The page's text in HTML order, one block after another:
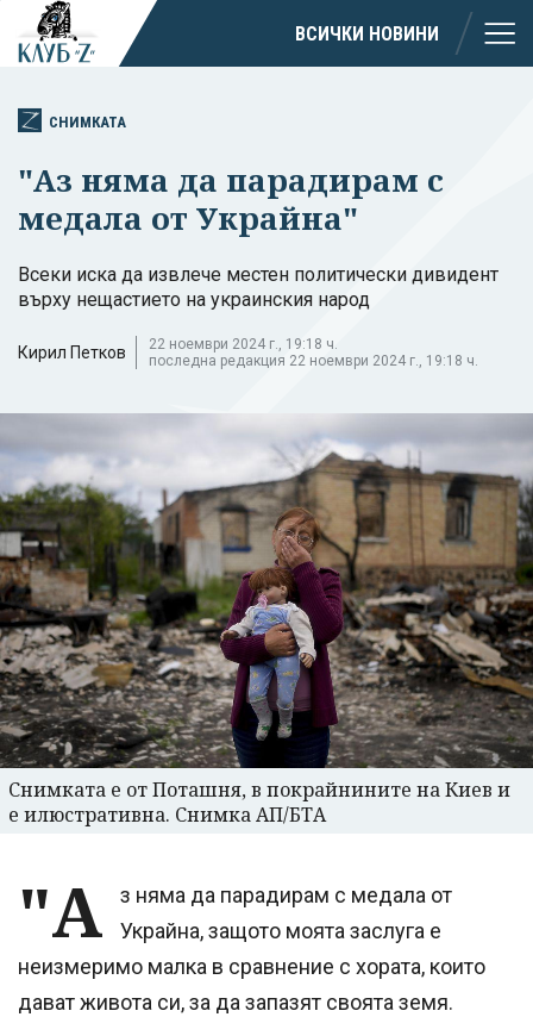
ВСИЧКИ НОВИНИ
СНИМКАТА
"Аз няма да парадирам с
медала от Украйна"
Всеки иска да извлече местен политически дивидент
върху нещастието на украинския народ
Кирил Петков
22 ноември 2024 г., 19:18 ч.
последна редакция 22 ноември 2024 г., 19:18 ч.
Снимката е от Поташня, в покрайнините на Киев и
е илюстративна. Снимка АП/БТА
"А
з няма да парадирам с медала от
Украйна, защото моята заслуга е
неизмеримо малка в сравнение с хората, които
дават живота си, за да запазят своята земя.